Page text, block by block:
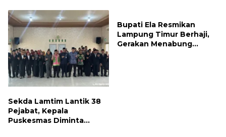
Bendera Merah Putih
Sepanjang Agustus
Penyimpangan
Sekda Lamtim Lantik 38
Pejabat, Kepala
Puskesmas Diminta
Bupati Ela Resmikan
Lampung Timur Berhaji,
Gerakan Menabung